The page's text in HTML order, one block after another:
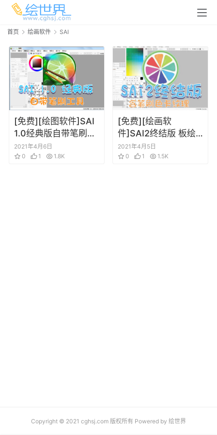
首页 绘画软件 SAI
[免费][绘图软件]SAI
1.0经典版自带笔刷工
具
2021年4月6日
0
1 1.8K
[免费][绘画软
件]SAI2终结版 板绘
软件
2021年4月5日
0
1 1.5K
Copyright © 2021 cghsj.com 版权所有 Powered by 绘世界